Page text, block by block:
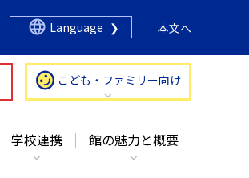
学校連携 館の魅力と概要
Language 本文へ
こども・ファミリー向け
学校連携 館の魅力と概要